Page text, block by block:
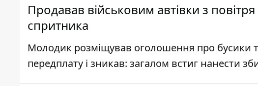
Продавав військовим автівки з
спритника
Молодик розміщував оголошення про бусики
передплату і зникав: загалом встиг нанести